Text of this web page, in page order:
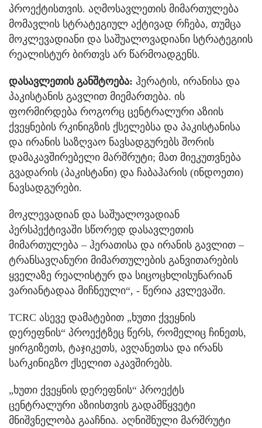
პროექტისთვის. აღმოსავლეთის მიმართულება
მომავლის სტრატეგიულ აქტივად რჩება, თუმცა
მოკლევადიანი და საშუალოვადიანი სტრატეგიის
რეალისტურ ბირთვს არ წარმოადგენს.
დასავლეთის განშტოება: ჰერატის, ირანისა და
პაკისტანის გავლით მიემართება. ის
ფორმირდება როგორც ცენტრალური აზიის
ქვეყნების რკინიგზის ქსელებსა და პაკისტანისა
და ირანის საზღვაო ნავსადგურებს შორის
დამაკავშირებელი მარშრუტი; მათ მიეკუთვნება
გვადარის (პაკისტანი) და ჩაბაჰარის (ინდოეთი)
ნავსადგურები.
მოკლევადიან და საშუალოვადიან
პერსპექტივაში სწორედ დასავლეთის
მიმართულება – ჰერათისა და ირანის გავლით –
ტრანსავღანური მიმართულების განვითარების
ყველაზე რეალისტურ და სიცოცხლისუნარიან
ვარიანტადაა მიჩნეული“, - წერია კვლევაში.
TCRC ასევე დამატებით „ხუთი ქვეყნის
დერეფნის“ პროექტზეც წერს, რომელიც ჩინეთს,
ყირგიზეთს, ტაჯიკეთს, ავღანეთსა და ირანს
სარკინიგზო ქსელით აკავშირებს.
„ხუთი ქვეყნის დერეფნის“ პროექტს
ცენტრალური აზიისთვის გადამწყვეტი
მნიშვნელობა გააჩნია. აღნიშნული მარშრუტი